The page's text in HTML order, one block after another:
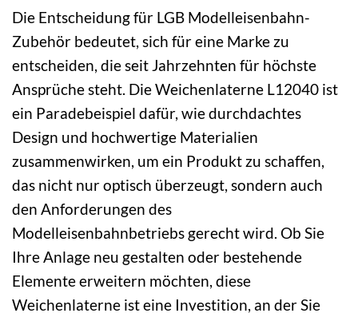
Die Entscheidung für LGB Modelleisenbahn-
Zubehör bedeutet, sich für eine Marke zu
entscheiden, die seit Jahrzehnten für höchste
Ansprüche steht. Die Weichenlaterne L12040 ist
ein Paradebeispiel dafür, wie durchdachtes
Design und hochwertige Materialien
zusammenwirken, um ein Produkt zu schaffen,
das nicht nur optisch überzeugt, sondern auch
den Anforderungen des
Modelleisenbahnbetriebs gerecht wird. Ob Sie
Ihre Anlage neu gestalten oder bestehende
Elemente erweitern möchten, diese
Weichenlaterne ist eine Investition, an der Sie